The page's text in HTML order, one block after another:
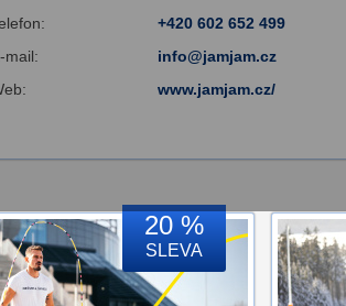
+420 602 652 499
mail:
info@jamjam.cz
www.jamjam.cz/
20 %
SLEVA